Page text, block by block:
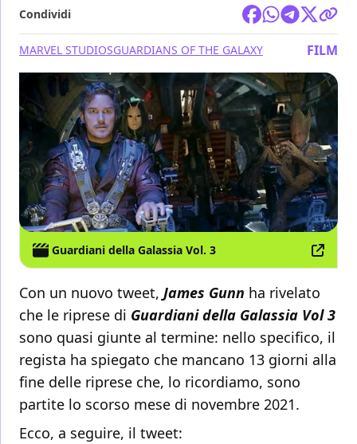
Condividi
MARVEL STUDIOSGUARDIANS OF THE GALAXY FILM
Guardiani della Galassia Vol. 3
Con un nuovo tweet, James Gunn ha rivelato
che le riprese di Guardiani della Galassia Vol 3
sono quasi giunte al termine: nello specifico, il
regista ha spiegato che mancano 13 giorni alla
fine delle riprese che, lo ricordiamo, sono
partite lo scorso mese di novembre 2021.
Ecco, a seguire, il tweet: